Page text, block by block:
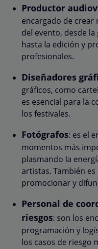
Productor
encargado de crear
del evento, desde
hasta la edición y
profesionales.
Diseñadores
gráficos, como
es esencial para la
los festivales.
Fotógrafos: es el
momentos más
plasmando la
artistas. También
promocionar y
Personal de
riesgos: son los
programación y
los casos de riesgo